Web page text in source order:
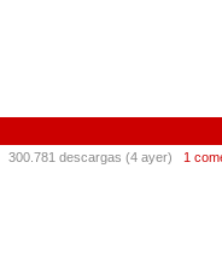
300.781 descargas (4 ayer) 1